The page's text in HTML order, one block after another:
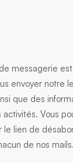
messagerie
envoyer notre
que des
activités. Vous
le lien de
de nos mails.